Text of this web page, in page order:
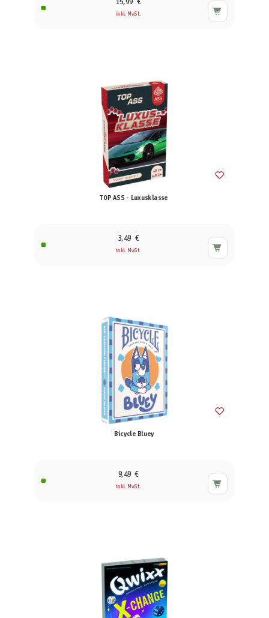
15,99 €
inkl. MwSt.
TOP ASS - Luxusklasse
3,49 €
inkl. MwSt.
Bicycle Bluey
9,49 €
inkl. MwSt.